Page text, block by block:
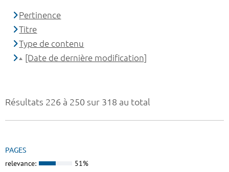
Résultats 226 à 250 sur 318 au total
PAGES
relevance: 51%
Pertinence
Titre
Type de contenu
[Date de dernière modification]